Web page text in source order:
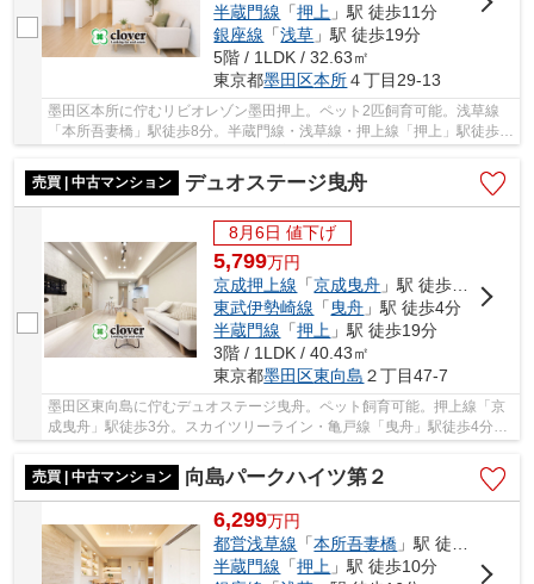
半蔵門線 「押上 」駅 徒歩11分
銀座線 「浅草 」駅 徒歩19分
5階 / 1LDK / 32.63㎡
東京都墨田区本所４丁目29-13
墨田区本所に佇むリビオレゾン墨田押上。ペット2匹飼育可能。浅草線
「本所吾妻橋」駅徒歩8分。半蔵門線・浅草線・押上線「押上」駅徒歩
11分と複数路線利用可能で利便性に富んだ立地で...
売買 | 中古マンション
デュオステージ曳舟
8月6日 値下げ
5,799万円
京成押上線 「京成曳舟 」駅 徒歩3分
東武伊勢崎線 「曳舟 」駅 徒歩4分
半蔵門線 「押上 」駅 徒歩19分
3階 / 1LDK / 40.43㎡
東京都墨田区東向島 ２丁目47-7
墨田区東向島に佇むデュオステージ曳舟。ペット飼育可能。押上線「京
成曳舟」駅徒歩3分。スカイツリーライン・亀戸線「曳舟」駅徒歩4分と
複数路線利用可能で利便性に富んだ立地です。...
売買 | 中古マンション
向島パークハイツ第２
6,299万円
都営浅草線 「本所吾妻橋 」駅 徒歩9分
半蔵門線 「押上 」駅 徒歩10分